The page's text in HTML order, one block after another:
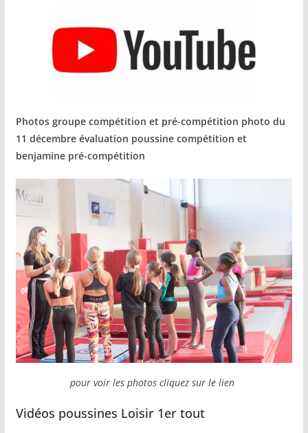
Photos groupe compétition et pré-compétition photo du
11 décembre évaluation poussine compétition et
benjamine pré-compétition
pour voir les photos cliquez sur le lien
Vidéos poussines Loisir 1er tout